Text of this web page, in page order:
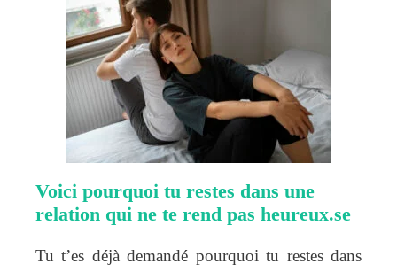
Voici pourquoi tu restes dans une
relation qui ne te rend pas heureux.se
Tu t’es déjà demandé pourquoi tu restes dans